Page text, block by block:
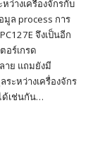
ว่างเครื่องจักรกับ
มูล process การ
จึงเป็นอีก
ร์เกรด
าย แถมยังมี
ะหว่างเครื่องจักร
ด้เช่นกัน…